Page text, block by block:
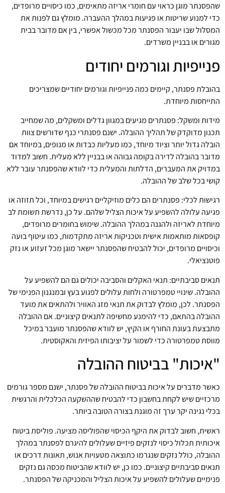
שהפסנתר מוגן כראוי עם חומרי אריזה מתאימים, כמו כיסויים מרופדים,
כדי למנוע שריטות או פגיעות במהלך ההעברה. מומלץ גם לפנות את
המסלול שבו יעבור הפסנתר מכל מכשול אפשרי, בין אם מדובר בבית
מגורים או בבניין משרדים.
פנייפיות וגורמים יחודים
בהובלת פסנתר, קיימים כמה פנייפיות וגורמים יחודיים שמצריכים
התייחסות מיוחדת.
מידות ומשקל: פסנתרים מגיעים במגוון גדלים ומשקלים, מה שמחייב
תכנון מדוקדק של תהליך ההובלה. ישנם פסנתרי כנף שדורשים צוות
הובלה גדול יותר וציוד מיוחד, כמו מעליות כבדות או מנופים, במיוחד אם
מדובר בהובלה לדירה בקומה גבוהה או בבניין ללא מעלית. חשוב למדוד
במדויק את המעברים, הדלתות והמעלית כדי לוודא שהפסנתר עובר ללא
קושי בכל שלב של ההובלה.
רגישות לכלי: פסנתרים הם כלים מוזיקליים רגישים במיוחד, וכל תזוזה או
פגיעה עלולה להשפיע על איכות הצליל שלהם. על כן, נדרשת תשומת לב
מיוחדת לאריזה ולהגנה במהלך ההובלה. שימוש בחומרים מרופדים,
קופסאות מותאמות אישית וטכניקות אריזה מתקדמות, כמו עיטוף בועה
וכיסויים מרופדים, יכול להבטיח שהפסנתר יישאר מוגן מכל זעזוע או נזק
פוטנציאלי.
תנאים סביבתיים: תנאי האקלים והסביבה יכולים גם הם להשפיע על
ההובלה. שינויי טמפרטורה ולחות עלולים לפגוע בעץ ובמנגנון הפנימי של
הפסנתר. לכן, מומלץ לבדוק את תנאי מזג האוויר ולהתאים את מועד
ההובלה בהתאם, כדי להימנע מחשיפה לתנאים קיצוניים. אם ההובלה
מתבצעת בעונת החורף או הקיץ, יש לוודא שהפסנתר מועבר במיכל
מווסת טמפרטורה כדי לשמור על יציבותו הפיזית והאקוסטית.
"איכות" בביטוח ההובלה
כאשר מדברים על איכות בביטוח ההובלה של פסנתר, ישנם מספר גורמים
מרכזיים שיש לקחת בחשבון כדי להבטיח שההשקעה הכלכלית והרגשית
בכלי נגינה יקר ערך זה מוגנת בצורה הטובה ביותר.
ראשית, חשוב לבדוק את היקף הכיסוי שהפוליסה מציעה. פוליסת ביטוח
איכותית תכלול כיסוי לנזקים פיזיים שעלולים להיגרם לפסנתר במהלך
ההובלה, כולל נזקים שנגרמו כתוצאה מטעויות אנוש, תאונות דרכים או
תנאים סביבתיים קיצוניים. כמו כן, יש לוודא שהביטוח מכסה גם נזקים
פנימיים שעלולים להשפיע על איכות הצליל והמכניקה של הפסנתר.